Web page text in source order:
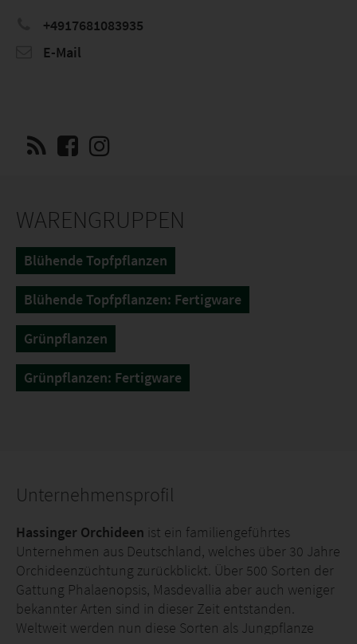
+4917681083935
E-Mail
WARENGRUPPEN
Blühende Topfpflanzen
Blühende Topfpflanzen: Fertigware
Grünpflanzen
Grünpflanzen: Fertigware
Unternehmensprofil
Hassinger Orchideen ist ein familiengeführtes
Unternehmen aus Deutschland, welches über 30 Jahre
Orchideenzüchtung zurückblickt. Über 500 Sorten der
Gattung Phalaenopsis, Masdevallia aber auch weniger
bekannter Arten sind in dieser Zeit entstanden.
Weltweit werden nun diese Sorten als Jungpflanze